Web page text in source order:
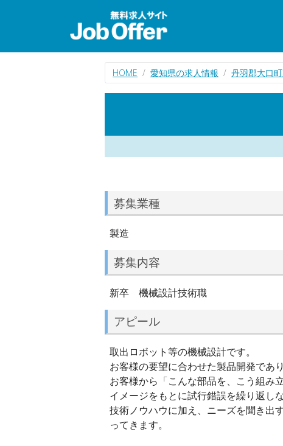
HOME 愛知県の求人情報 丹羽郡大口
募集業種
製造
募集内容
新卒 機械設計技術職
アピール
取出ロボット等の機械設計です。
お客様の要望に合わせた製品開発であ
お客様から「こんな部品を、こう組み
イメージをもとに試行錯誤を繰り返し
技術ノウハウに加え、ニーズを聞き出
ってきます。